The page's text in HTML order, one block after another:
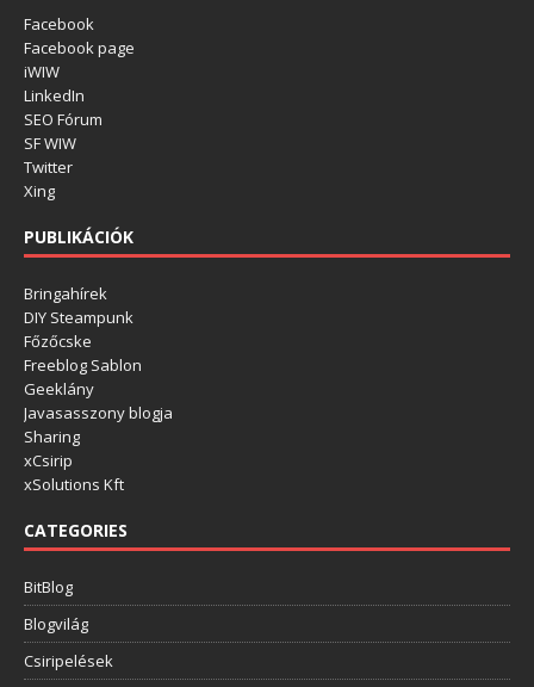
Facebook
Facebook page
iWIW
LinkedIn
SEO Fórum
SF WIW
Twitter
Xing
PUBLIKÁCIÓK
Bringahírek
DIY Steampunk
Főzőcske
Freeblog Sablon
Geeklány
Javasasszony blogja
Sharing
xCsirip
xSolutions Kft
CATEGORIES
BitBlog
Blogvilág
Csiripelések